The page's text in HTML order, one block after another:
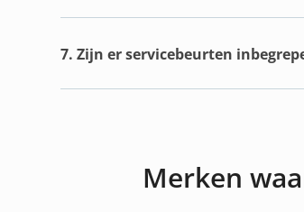
7. Zijn er servicebeurten
Merken